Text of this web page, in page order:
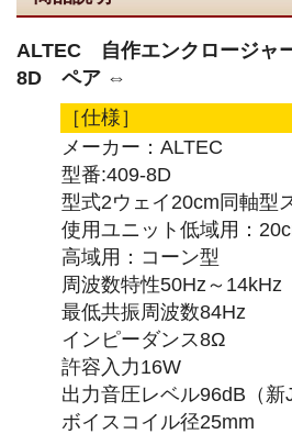
ALTEC 自作エンクロージャ
8D ペア ⇔
［仕様］
メーカー：ALTEC
型番:409-8D
型式2ウェイ20cm同軸型
使用ユニット低域用：
高域用：コーン型
周波数特性50Hz～14kHz
最低共振周波数84Hz
インピーダンス8Ω
許容入力16W
出力音圧レベル96dB（新
ボイスコイル径25mm